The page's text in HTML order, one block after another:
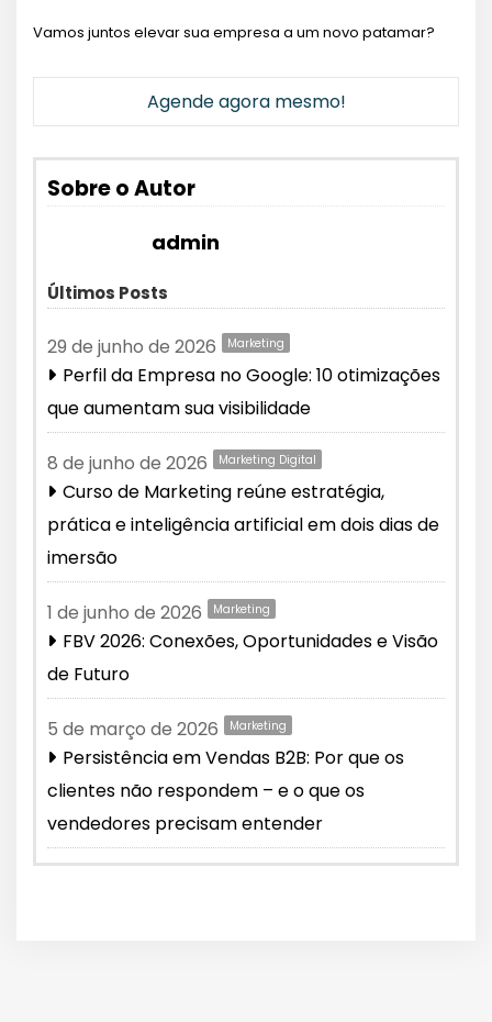
Vamos juntos elevar sua empresa a um novo patamar?
Agende agora mesmo!
Sobre o Autor
admin
Últimos Posts
29 de junho de 2026 Marketing
Perfil da Empresa no Google: 10 otimizações
que aumentam sua visibilidade
8 de junho de 2026 Marketing Digital
Curso de Marketing reúne estratégia,
prática e inteligência artificial em dois dias de
imersão
1 de junho de 2026 Marketing
FBV 2026: Conexões, Oportunidades e Visão
de Futuro
5 de março de 2026 Marketing
Persistência em Vendas B2B: Por que os
clientes não respondem – e o que os
vendedores precisam entender